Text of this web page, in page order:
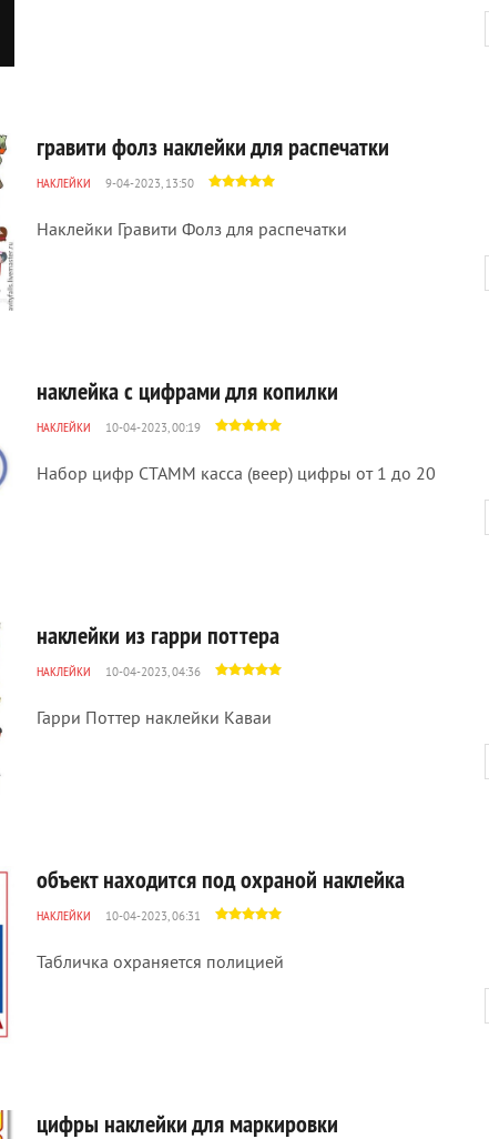
гравити фолз наклейки для распечатки
НАКЛЕЙКИ 9-04-2023, 13:50
Наклейки Гравити Фолз для распечатки
наклейка с цифрами для копилки
НАКЛЕЙКИ 10-04-2023, 00:19
Набор цифр СТАММ касса (веер) цифры от 1 до 20
наклейки из гарри поттера
НАКЛЕЙКИ 10-04-2023, 04:36
Гарри Поттер наклейки Каваи
объект находится под охраной наклейка
НАКЛЕЙКИ 10-04-2023, 06:31
Табличка охраняется полицией
цифры наклейки для маркировки